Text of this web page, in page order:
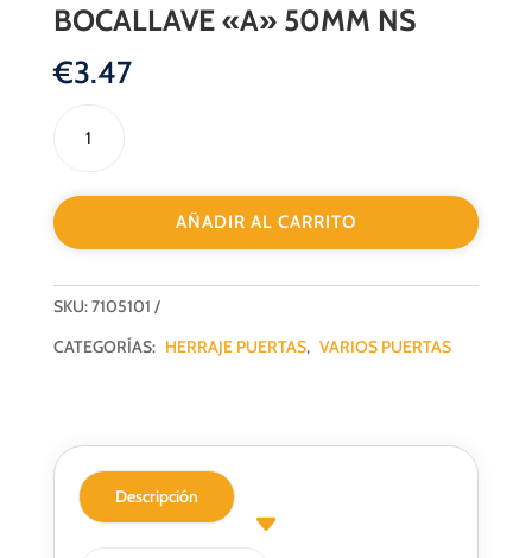
BOCALLAVE «A» 50MM NS
€3.47
NS
cantidad
AÑADIR AL CARRITO
SKU:7105101
CATEGORÍAS: HERRAJE PUERTAS, VARIOS PUERTAS
Descripción